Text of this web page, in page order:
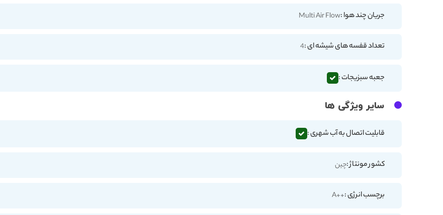
جریان چند هوا :Multi Air Flow
تعداد قفسه های شیشه ای :4
جعبه سبزیجات :
سایر ویژگی ها
قابلیت اتصال به آب شهری :
کشور مونتاژ :چین
برچسب انرژی :++A